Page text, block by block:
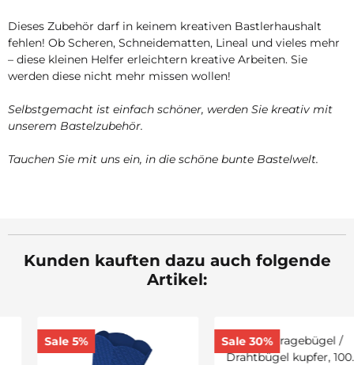
Dieses Zubehör darf in keinem kreativen Bastlerhaushalt
fehlen! Ob Scheren, Schneidematten, Lineal und vieles mehr
– diese kleinen Helfer erleichtern kreative Arbeiten. Sie
werden diese nicht mehr missen wollen!
Selbstgemacht ist einfach schöner, werden Sie kreativ mit
unserem Bastelzubehör.
Tauchen Sie mit uns ein, in die schöne bunte Bastelwelt.
Kunden kauften dazu auch folgende
Artikel:
Sale 5% Sale 30%
Laternentragebügel /
Drahtbügel kupfer, 100